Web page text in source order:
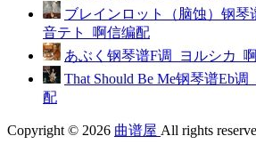
ブレインロット（脑蚀）钢琴
音テト_啊信编配
あぶく钢琴谱F调_ヨルシカ_
That Should Be Me钢琴谱Eb调
配
Copyright © 2026 曲谱屋 All rights